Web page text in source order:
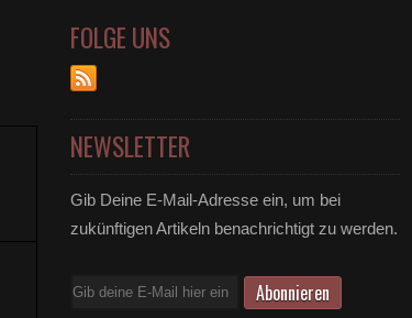
FOLGE UNS
NEWSLETTER
Gib Deine E-Mail-Adresse ein, um bei
zukünftigen Artikeln benachrichtigt zu werden.
E-